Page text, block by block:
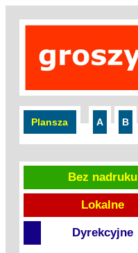
Plansza A B
Bez nadruku
Lokalne
Dyrekcyjne